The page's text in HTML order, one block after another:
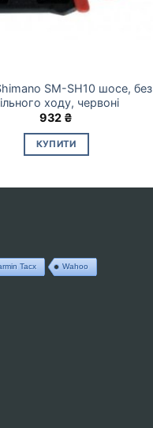
SM-SH10 шосе, без
ходу, червоні
932 ₴
КУПИТИ
Tacx Wahoo